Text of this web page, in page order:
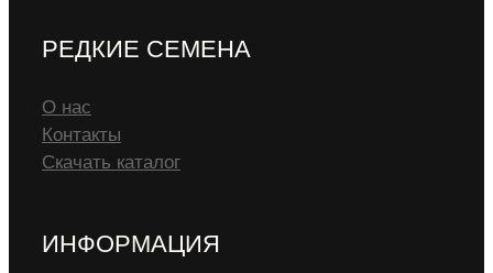
РЕДКИЕ СЕМЕНА
О нас
Контакты
Скачать каталог
ИНФОРМАЦИЯ